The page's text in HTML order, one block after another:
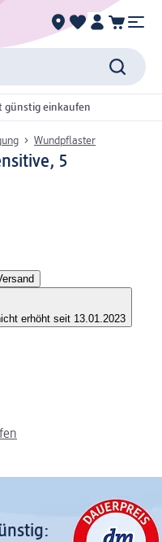
günstig einkaufen
Wundpflaster
5
erhöht seit 13.01.2023